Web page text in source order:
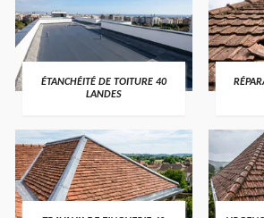
ÉTANCHÉITÉ DE TOITURE 40
LANDES